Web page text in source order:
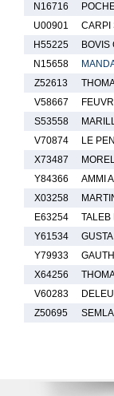
N16716
U00901
CARPI
H55225
BOVIS
N15658
Z52613
V58667
S53558
V70874
LE
X73487
Y84366
AMMI
X03258
E63254
TALEB
Y61534
Y79933
X64256
V60283
Z50695